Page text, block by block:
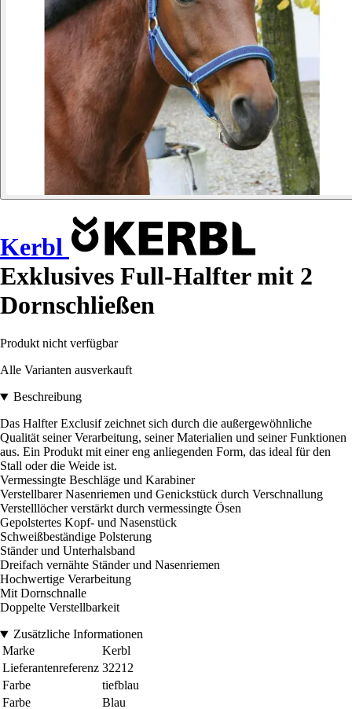
Kerbl
Exklusives Full-Halfter mit 2
Dornschließen
Produkt nicht verfügbar
Alle Varianten ausverkauft
Beschreibung
Das Halfter Exclusif zeichnet sich durch die außergewöhnliche
Qualität seiner Verarbeitung, seiner Materialien und seiner Funktionen
aus. Ein Produkt mit einer eng anliegenden Form, das ideal für den
Stall oder die Weide ist.
Vermessingte Beschläge und Karabiner
Verstellbarer Nasenriemen und Genickstück durch Verschnallung
Verstelllöcher verstärkt durch vermessingte Ösen
Gepolstertes Kopf- und Nasenstück
Schweißbeständige Polsterung
Ständer und Unterhalsband
Dreifach vernähte Ständer und Nasenriemen
Hochwertige Verarbeitung
Mit Dornschnalle
Doppelte Verstellbarkeit
Zusätzliche Informationen
Marke
Kerbl
Lieferantenreferenz 32212
Farbe
tiefblau
Farbe
Blau